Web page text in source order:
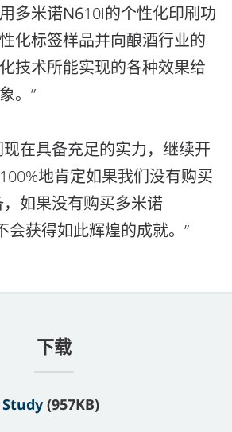
多米诺N610i的个性化印刷功
化标签样品并向酿酒行业的
技术所能实现的各种效果给
。”
在具备充足的实力，继续开
地肯定如果我们没有购买
如果没有购买多米诺
会获得如此辉煌的成就。”
下载
Study(957KB)